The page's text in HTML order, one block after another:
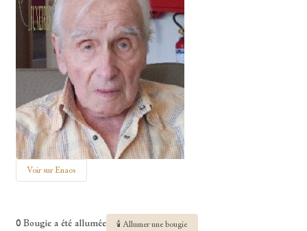
Voir sur Enaos
0 Bougie a été allumée 🕯 Allumer une bougie